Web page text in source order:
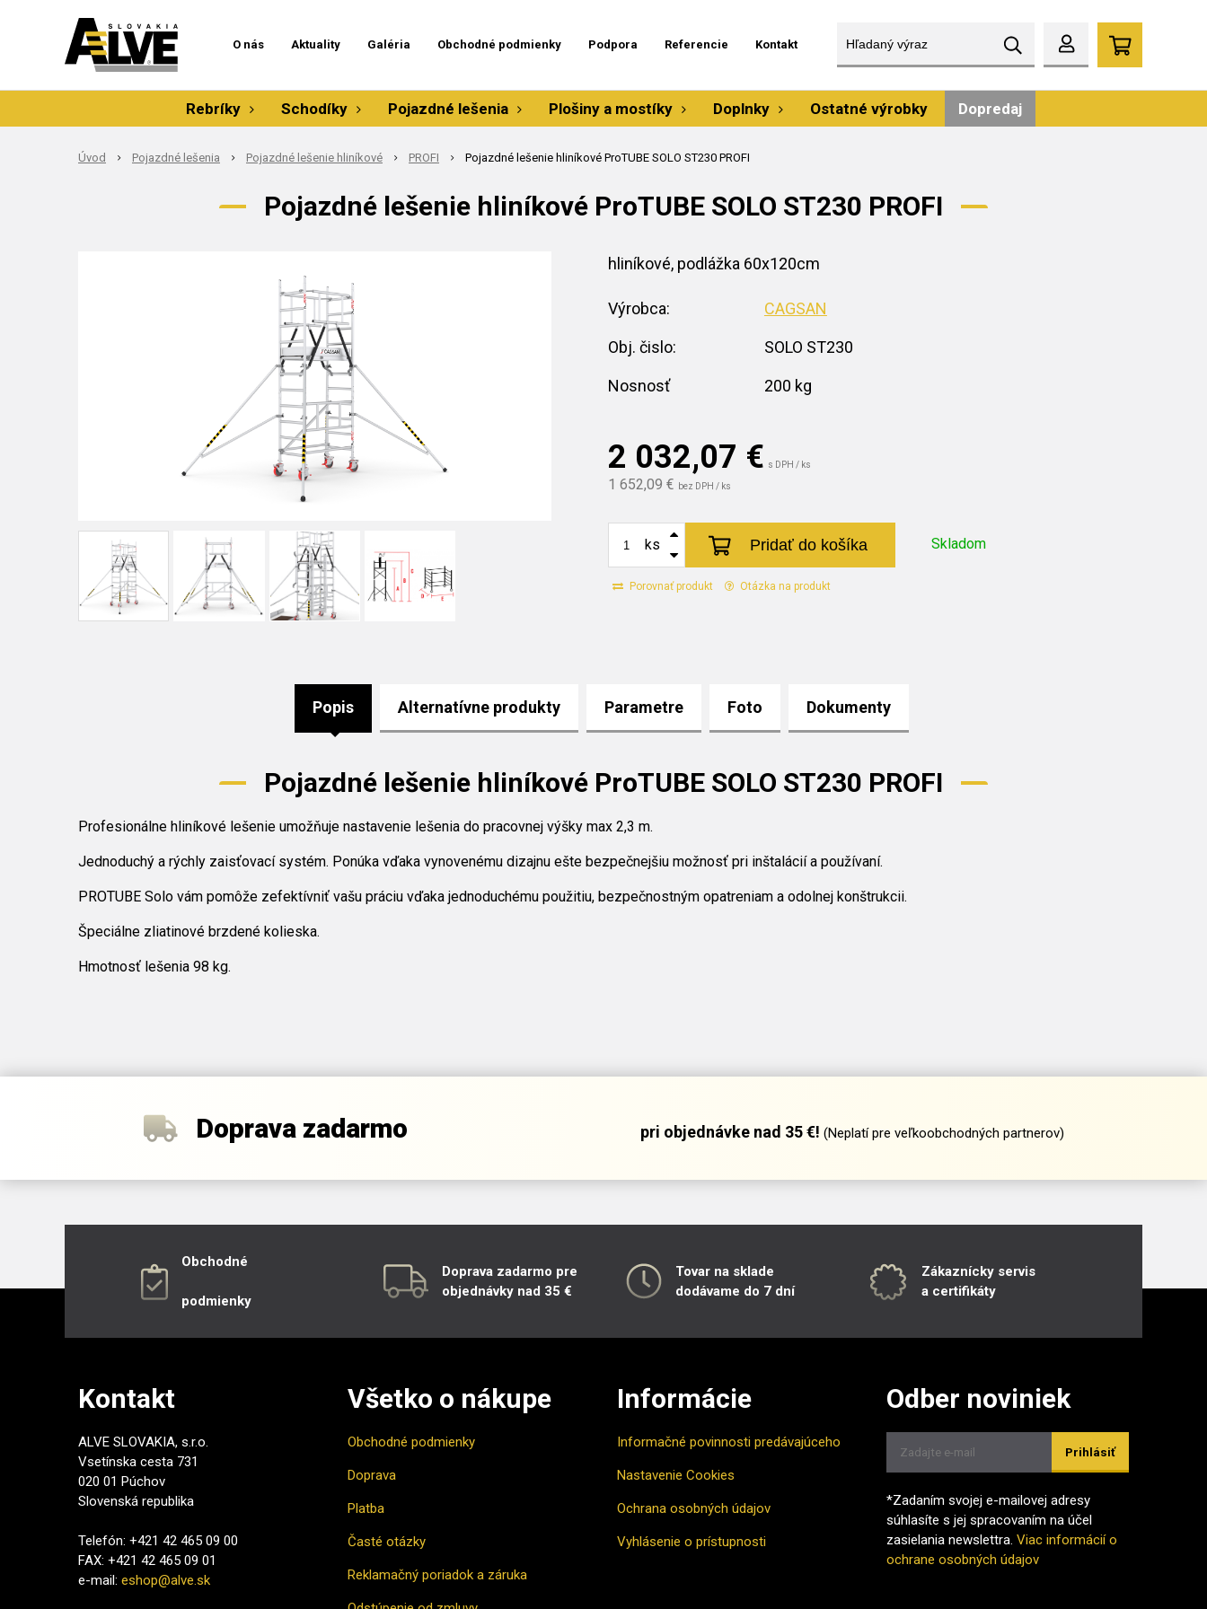
O nás Aktuality Galéria Obchodné podmienky Podpora Referencie Kontakt
Rebríky Schodíky Pojazdné lešenia Plošiny a mostíky Doplnky Ostatné výrobky Dopredaj
Úvod Pojazdné lešenia Pojazdné lešenie hliníkové PROFI Pojazdné lešenie hliníkové ProTUBE SOLO ST230 PROFI
Pojazdné lešenie hliníkové ProTUBE SOLO ST230 PROFI
2 032,07 € s DPH / ks
1 652,09 € bez DPH / ks
Skladom
ks Pridať do košíka
Porovnať produkt Otázka na produkt
hliníkové, podlážka 60x120cm
Výrobca: CAGSAN
Obj. čislo: SOLO ST230
Nosnosť 200 kg
Popis Alternatívne produkty Parametre Foto Dokumenty
Pojazdné lešenie hliníkové ProTUBE SOLO ST230 PROFI
Profesionálne hliníkové lešenie umožňuje nastavenie lešenia do pracovnej výšky max 2,3 m.
Jednoduchý a rýchly zaisťovací systém. Ponúka vďaka vynovenému dizajnu ešte bezpečnejšiu možnosť pri inštalácií a používaní.
PROTUBE Solo vám pomôže zefektívniť vašu práciu vďaka jednoduchému použitiu, bezpečnostným opatreniam a odolnej konštrukcii.
Špeciálne zliatinové brzdené kolieska.
Hmotnosť lešenia 98 kg.
Doprava zadarmo pri objednávke nad 35 €! (Neplatí pre veľkoobchodných partnerov)
Obchodné
podmienky
Doprava zadarmo pre
objednávky nad 35 €
Tovar na sklade
dodávame do 7 dní
Zákaznícky servis
a certifikáty
Kontakt
ALVE SLOVAKIA, s.r.o.
Vsetínska cesta 731
020 01 Púchov
Slovenská republika
Telefón: +421 42 465 09 00
FAX: +421 42 465 09 01
e-mail: eshop@alve.sk
Všetko o nákupe
Obchodné podmienky
Doprava
Platba
Časté otázky
Reklamačný poriadok a záruka
Informácie
Informačné povinnosti predávajúceho
Nastavenie Cookies
Ochrana osobných údajov
Vyhlásenie o prístupnosti
Odber noviniek
Prihlásiť
*Zadaním svojej e-mailovej adresy
súhlasíte s jej spracovaním na účel
zasielania newslettra. Viac informácií o
ochrane osobných údajov